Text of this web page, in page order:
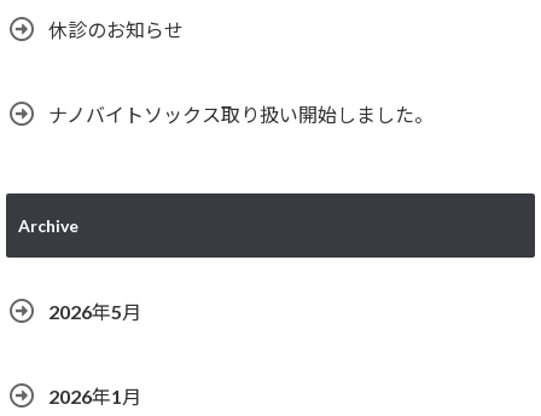
休診のお知らせ
ナノバイトソックス取り扱い開始しました。
Archive
2026年5月
2026年1月